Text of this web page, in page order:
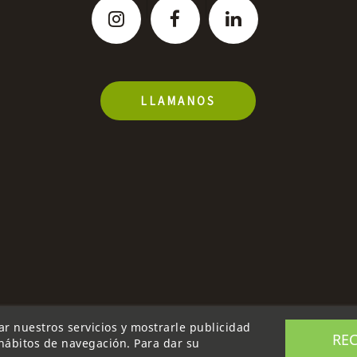
nuestros servicios y mostrarle publicidad
de navegación. Para dar su
LLAMANOS